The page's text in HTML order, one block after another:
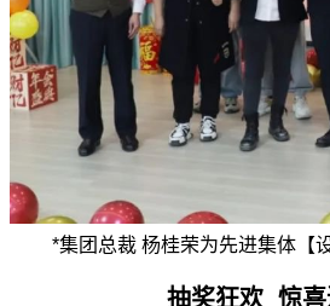
*集团总裁 杨桂荣为先进集体【
抽奖狂欢 惊喜